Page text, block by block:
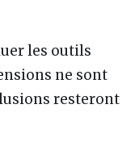
les outils
ne sont
resteront